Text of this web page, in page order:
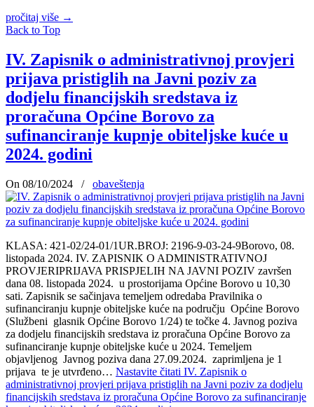
pročitaj više →
Back to Top
IV. Zapisnik o administrativnoj provjeri
prijava pristiglih na Javni poziv za
dodjelu financijskih sredstava iz
proračuna Općine Borovo za
sufinanciranje kupnje obiteljske kuće u
2024. godini
On 08/10/2024 / obaveštenja
KLASA: 421-02/24-01/1UR.BROJ: 2196-9-03-24-9Borovo, 08.
listopada 2024. IV. ZAPISNIK O ADMINISTRATIVNOJ
PROVJERIPRIJAVA PRISPJELIH NA JAVNI POZIV završen
dana 08. listopada 2024. u prostorijama Općine Borovo u 10,30
sati. Zapisnik se sačinjava temeljem odredaba Pravilnika o
sufinanciranju kupnje obiteljske kuće na području Općine Borovo
(Službeni glasnik Općine Borovo 1/24) te točke 4. Javnog poziva
za dodjelu financijskih sredstava iz proračuna Općine Borovo za
sufinanciranje kupnje obiteljske kuće u 2024. Temeljem
objavljenog Javnog poziva dana 27.09.2024. zaprimljena je 1
prijava te je utvrđeno… Nastavite čitati IV. Zapisnik o
administrativnoj provjeri prijava pristiglih na Javni poziv za dodjelu
financijskih sredstava iz proračuna Općine Borovo za sufinanciranje